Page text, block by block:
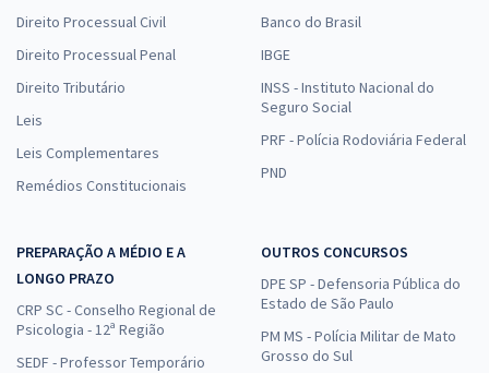
Direito Processual Civil
Direito Processual Penal
Direito Tributário
Leis
Leis Complementares
Remédios Constitucionais
Banco do Brasil
IBGE
INSS - Instituto Nacional do
Seguro Social
PRF - Polícia Rodoviária Federal
PND
PREPARAÇÃO A MÉDIO E A
LONGO PRAZO
CRP SC - Conselho Regional de
Psicologia - 12ª Região
SEDF - Professor Temporário
OUTROS CONCURSOS
DPE SP - Defensoria Pública do
Estado de São Paulo
PM MS - Polícia Militar de Mato
Grosso do Sul